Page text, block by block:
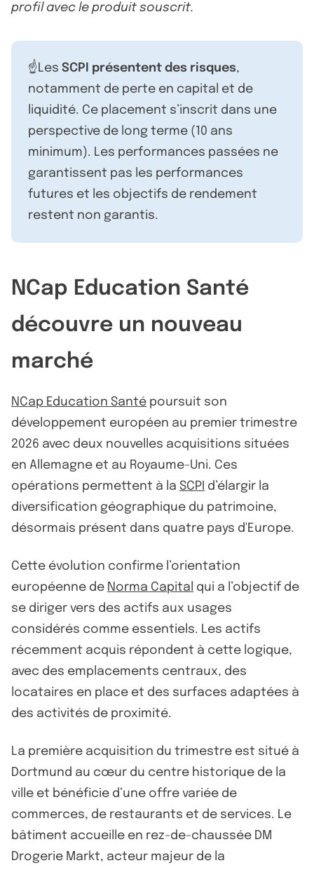
profil avec le produit souscrit.
☝️Les SCPI présentent des risques,
notamment de perte en capital et de
liquidité. Ce placement s’inscrit dans une
perspective de long terme (10 ans
minimum). Les performances passées ne
garantissent pas les performances
futures et les objectifs de rendement
restent non garantis.
NCap Education Santé
découvre un nouveau
marché
NCap Education Santé poursuit son
développement européen au premier trimestre
2026 avec deux nouvelles acquisitions situées
en Allemagne et au Royaume-Uni. Ces
opérations permettent à la SCPI d’élargir la
diversification géographique du patrimoine,
désormais présent dans quatre pays d'Europe.
Cette évolution confirme l’orientation
européenne de Norma Capital qui a l’objectif de
se diriger vers des actifs aux usages
considérés comme essentiels. Les actifs
récemment acquis répondent à cette logique,
avec des emplacements centraux, des
locataires en place et des surfaces adaptées à
des activités de proximité.
La première acquisition du trimestre est situé à
Dortmund au cœur du centre historique de la
ville et bénéficie d’une offre variée de
commerces, de restaurants et de services. Le
bâtiment accueille en rez-de-chaussée DM
Drogerie Markt, acteur majeur de la